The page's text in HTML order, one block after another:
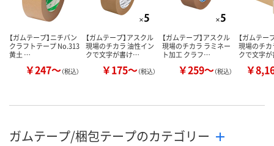
【ガムテープ】ニチバン
クラフトテープ No.313
黄土 …
￥247～（税込）
【ガムテープ】アスクル
現場のチカラ 油性イン
クで文字が書け…
￥175～（税込）
【ガムテープ】アスクル
現場のチカラ ラミネー
ト加工 クラフ…
￥259～（税込）
【ガムテー
現場のチ
クで文字
￥
ガムテープ/梱包テープのカテゴリー